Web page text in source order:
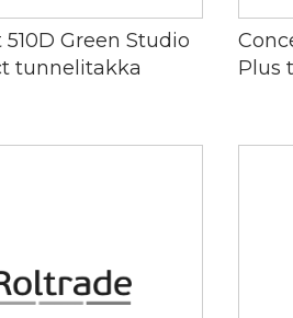
Green Studio
tunnelitakka
Plus